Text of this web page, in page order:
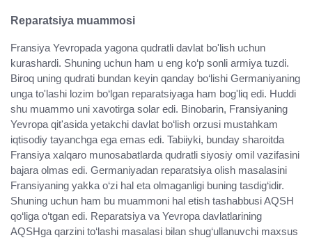
Reparatsiya muammosi
Fransiya Yevropada yagona qudratli davlat bo'lish uchun
kurashardi. Shuning uchun ham u eng ko‘p sonli armiya tuzdi.
Biroq uning qudrati bundan keyin qanday bo‘lishi Germaniyaning
unga to'lashi lozim bo‘lgan reparatsiyaga ham bog'liq edi. Huddi
shu muammo uni xavotirga solar edi. Binobarin, Fransiyaning
Yevropa qit'asida yetakchi davlat bo‘lish orzusi mustahkam
iqtisodiy tayanchga ega emas edi. Tabiiyki, bunday sharoitda
Fransiya xalqaro munosabatlarda qudratli siyosiy omil vazifasini
bajara olmas edi. Germaniyadan reparatsiya olish masalasini
Fransiyaning yakka o‘zi hal eta olmaganligi buning tasdig‘idir.
Shuning uchun ham bu muammoni hal etish tashabbusi AQSH
qo‘liga o‘tgan edi. Reparatsiya va Yevropa davlatlarining
AQSHga qarzini to‘lashi masalasi bilan shug‘ullanuvchi maxsus